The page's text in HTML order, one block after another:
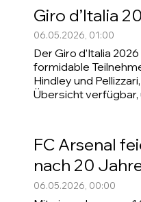
Giro d’Italia
06.05.2026, 01:00
Der Giro d’Italia
formidable
Hindley und
Übersicht verfügbar,
FC Arsenal
nach 20
06.05.2026, 00:00